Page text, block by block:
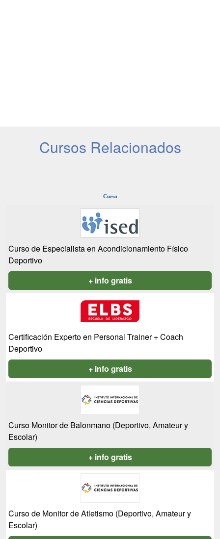
Cursos Relacionados
Curso
Curso de Especialista en Acondicionamiento Físico
Deportivo
+ info gratis
Certificación Experto en Personal Trainer + Coach
Deportivo
+ info gratis
Curso Monitor de Balonmano (Deportivo, Amateur y
Escolar)
+ info gratis
Curso de Monitor de Atletismo (Deportivo, Amateur y
Escolar)